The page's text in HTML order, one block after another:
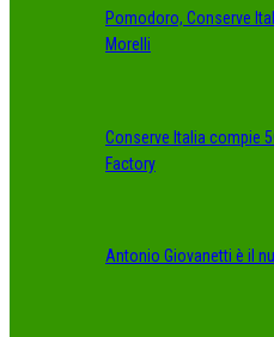
Pomodoro, Conserve
Morelli
Conserve Italia compie
Factory
Antonio Giovanetti è il